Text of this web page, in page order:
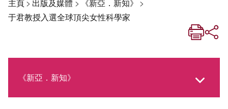
主頁> 出版及媒體 > 《新亞．新知》 >
于君教授入選全球頂尖女性科學家
《新亞．新知》